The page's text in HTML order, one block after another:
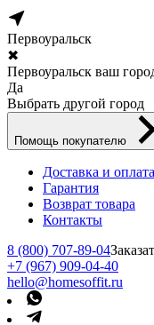
Первоуральск
✖
Первоуральск ваш
Да
Выбрать другой город
Помощь покупателю
Доставка и оплата
Гарантия
Возврат товара
Контакты
8 (800) 707-89-04
+7 (967) 909-04-40
hello@homesoffit.ru